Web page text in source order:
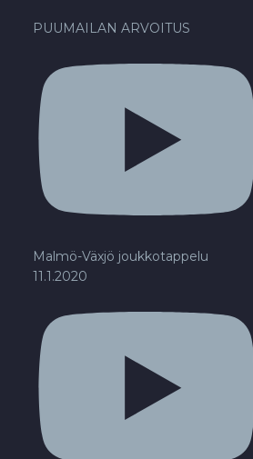
PUUMAILAN ARVOITUS
Malmö-Växjö joukkotappelu
11.1.2020